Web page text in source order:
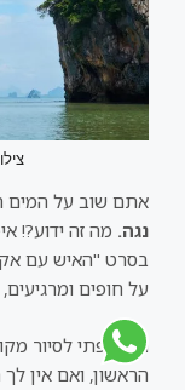
אתם שוב על המים
נגה. מה זה ידוע?!
בסרט "האיש עם
על חופים
הצטרפתי לסיור
הראשון, ואם אין